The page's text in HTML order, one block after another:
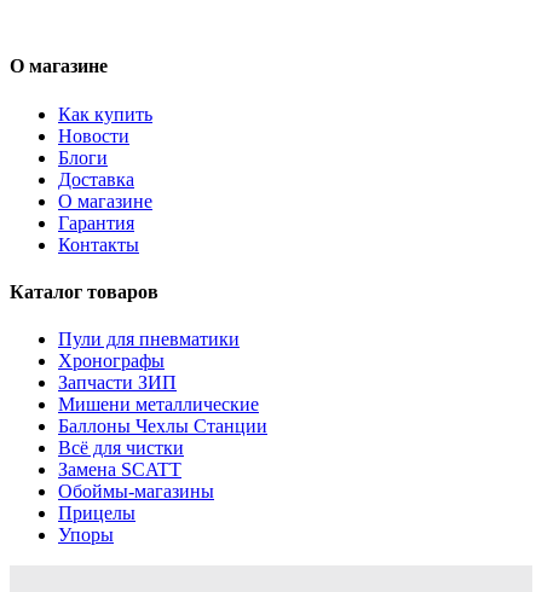
О магазине
Как купить
Новости
Блоги
Доставка
О магазине
Гарантия
Контакты
Каталог товаров
Пули для пневматики
Хронографы
Запчасти ЗИП
Мишени металлические
Баллоны Чехлы Станции
Всё для чистки
Замена SCATT
Обоймы-магазины
Прицелы
Упоры